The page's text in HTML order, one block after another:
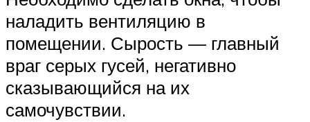
наладить вентиляцию в
помещении. Сырость — главный
враг серых гусей, негативно
сказывающийся на их
самочувствии.